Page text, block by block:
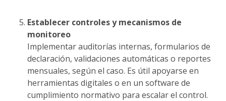
Establecer controles y mecanismos de
monitoreo
Implementar auditorías internas, formularios de
declaración, validaciones automáticas o reportes
mensuales, según el caso. Es útil apoyarse en
herramientas digitales o en un software de
cumplimiento normativo para escalar el control.